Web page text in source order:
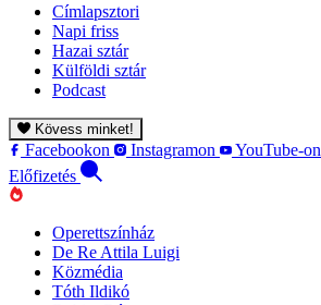
Címlapsztori
Napi friss
Hazai sztár
Külföldi sztár
Podcast
Kövess minket!
Facebookon Instagramon YouTube-on
Előfizetés
Operettszínház
De Re Attila Luigi
Közmédia
Tóth Ildikó